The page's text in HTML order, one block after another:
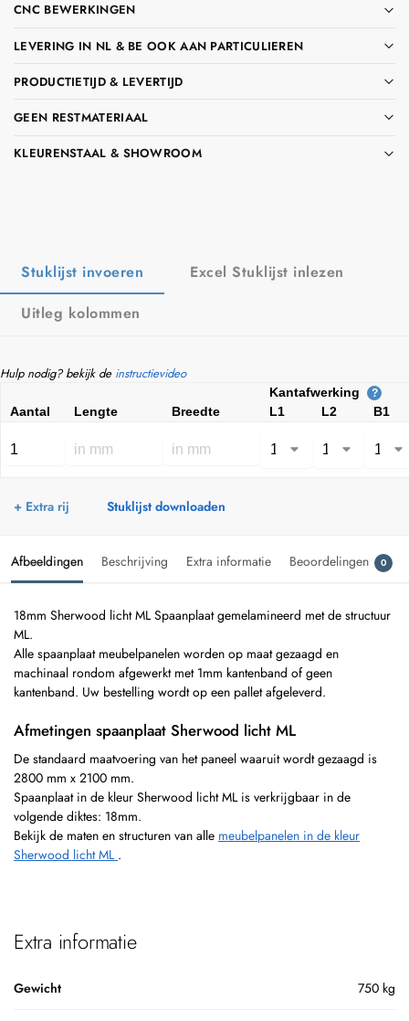
CNC BEWERKINGEN
LEVERING IN NL & BE OOK AAN PARTICULIEREN
PRODUCTIETIJD & LEVERTIJD
GEEN RESTMATERIAAL
KLEURENSTAAL & SHOWROOM
Stuklijst invoeren
Excel Stuklijst inlezen
Uitleg kolommen
Hulp nodig? bekijk de instructievideo
Kantafwerking ?
Aantal Lengte Breedte L1 L2 B1
+ Extra rij Stuklijst downloaden
Afbeeldingen Beschrijving Extra informatie Beoordelingen 0
18mm Sherwood licht ML Spaanplaat gemelamineerd met de structuur
ML.
Alle spaanplaat meubelpanelen worden op maat gezaagd en
machinaal rondom afgewerkt met 1mm kantenband of geen
kantenband. Uw bestelling wordt op een pallet afgeleverd.
Afmetingen spaanplaat Sherwood licht ML
De standaard maatvoering van het paneel waaruit wordt gezaagd is
2800 mm x 2100 mm.
Spaanplaat in de kleur Sherwood licht ML is verkrijgbaar in de
volgende diktes: 18mm.
Bekijk de maten en structuren van alle meubelpanelen in de kleur
Sherwood licht ML .
Extra informatie
Gewicht 750 kg